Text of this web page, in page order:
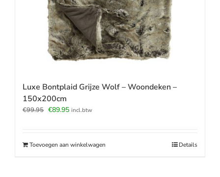
Luxe Bontplaid Grijze Wolf – Woondeken –
150x200cm
€99.95 Oorspronkelijke
€89.95Huidige
incl.btw
Toevoegen aan winkelwagen Details